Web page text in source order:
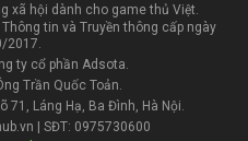
xã hội dành cho game thủ Việt.
tin và Truyền thông cấp ngày
2017.
ty cổ phần Adsota.
Trần Quốc Toản.
Láng Hạ, Ba Đình, Hà Nội.
| SĐT: 0975730600